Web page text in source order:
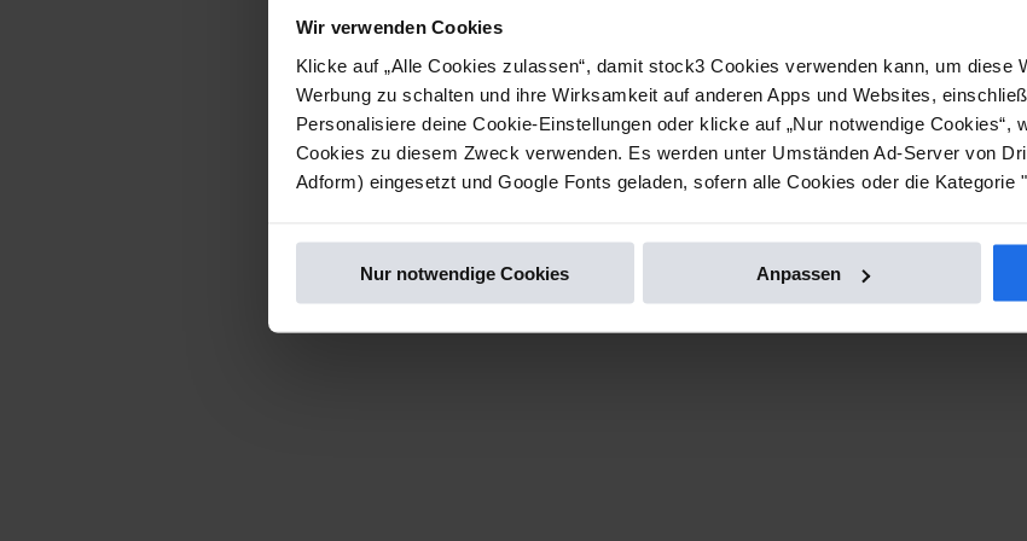
Wir verwenden Cookies
Klicke auf „Alle Cookies zulassen“, damit stock3 Cookies verwenden kann, um diese
Werbung zu schalten und ihre Wirksamkeit auf anderen Apps und Websites,
Personalisiere deine Cookie-Einstellungen oder klicke auf „Nur notwendige Cookies“,
Cookies zu diesem Zweck verwenden. Es werden unter Umständen Ad-Server von
Adform) eingesetzt und Google Fonts geladen, sofern alle Cookies oder die Kategorie
Nur notwendige Cookies Anpassen